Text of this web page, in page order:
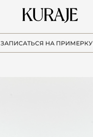
ЗАПИСАТЬСЯ НА ПРИМЕРКУ